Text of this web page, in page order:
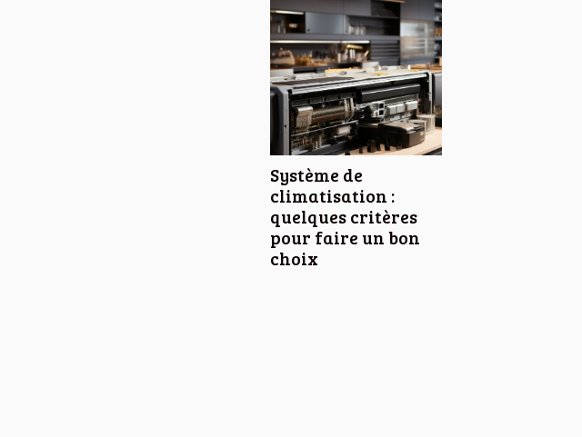
Système de
climatisation :
quelques critères
pour faire un bon
choix